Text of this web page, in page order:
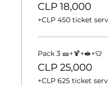
CLP 18,000
+CLP 450 ticket
Pack 3 🎫+🍹+🥪+👕
CLP 25,000
+CLP 625 ticket